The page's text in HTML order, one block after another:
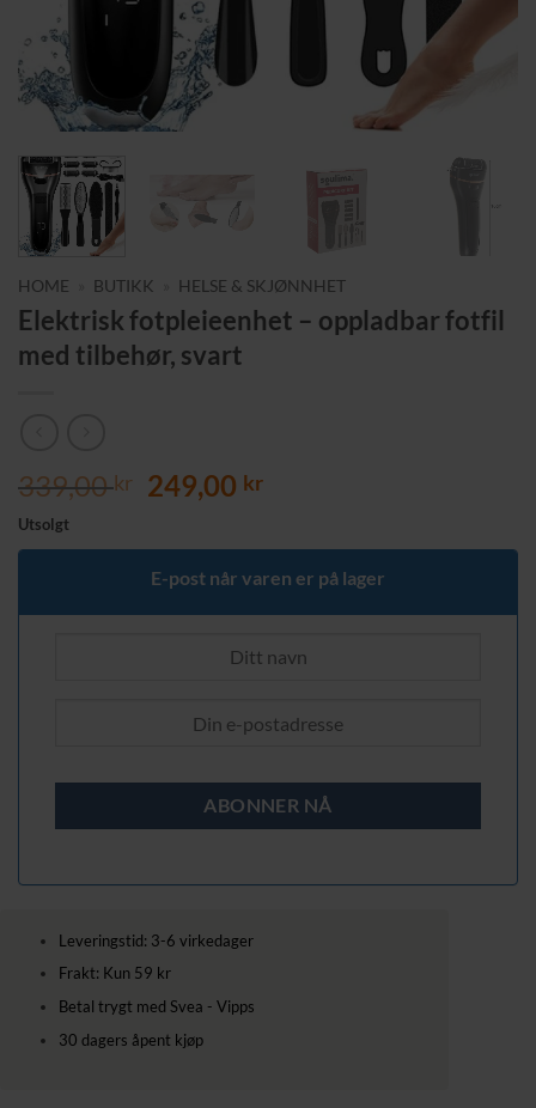
HOME BUTIKK HELSE & SKJØNNHET
Elektrisk fotpleieenhet – oppladbar fotfil
med tilbehør, svart
339,00kr Opprinnelig
var:
339,00 kr.
249,00 krNåværende
er:
249,00 kr.
Utsolgt
E-post når varen er på lager
Leveringstid: 3-6 virkedager
Frakt: Kun 59 kr
Betal trygt med Svea - Vipps
30 dagers åpent kjøp